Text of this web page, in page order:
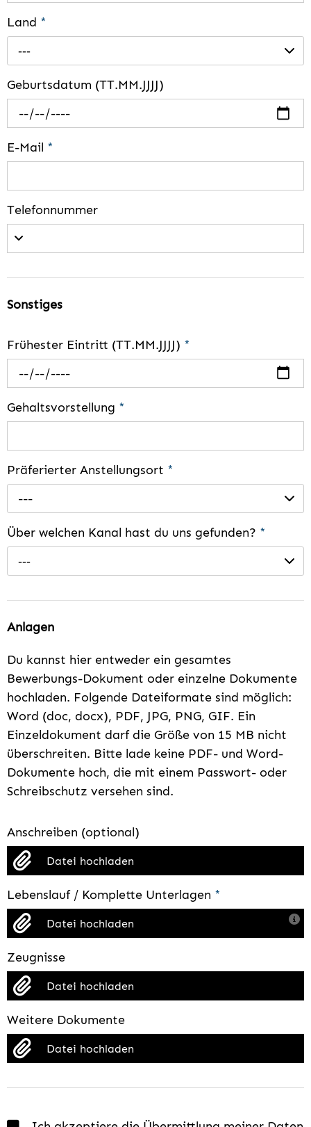
Land *
---
Geburtsdatum (TT.MM.JJJJ)
E-Mail *
Telefonnummer
Sonstiges
Frühester Eintritt (TT.MM.JJJJ) *
Gehaltsvorstellung *
Präferierter Anstellungsort *
---
Über welchen Kanal hast du uns gefunden? *
---
Anlagen
Du kannst hier entweder ein gesamtes
Bewerbungs-Dokument oder einzelne Dokumente
hochladen. Folgende Dateiformate sind möglich:
Word (doc, docx), PDF, JPG, PNG, GIF. Ein
Einzeldokument darf die Größe von 15 MB nicht
überschreiten. Bitte lade keine PDF- und Word-
Dokumente hoch, die mit einem Passwort- oder
Schreibschutz versehen sind.
Anschreiben (optional)
Datei hochladen
Lebenslauf / Komplette Unterlagen *
Datei hochladen
Zeugnisse
Datei hochladen
Weitere Dokumente
Datei hochladen